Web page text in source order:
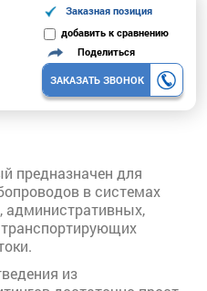
Заказная позиция
добавить к сравнению
Поделиться
ЗАКАЗАТЬ ЗВОНОК
предназначен для
в системах
административных,
из